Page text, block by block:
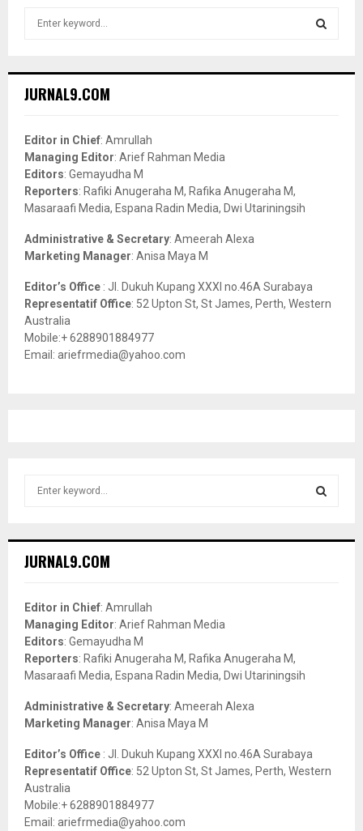
h
o
r
:
JURNAL9.COM
Editor in Chief: Amrullah
Managing Editor: Arief Rahman Media
Editors: Gemayudha M
Reporters: Rafiki Anugeraha M, Rafika Anugeraha M,
Masaraafi Media, Espana Radin Media, Dwi Utariningsih
Administrative & Secretary: Ameerah Alexa
Marketing Manager: Anisa Maya M
Editor’s Office : Jl. Dukuh Kupang XXXI no.46A Surabaya
Representatif Office: 52 Upton St, St James, Perth, Western
Australia
Mobile:+ 6288901884977
Email: ariefrmedia@yahoo.com
h
o
r
:
JURNAL9.COM
Editor in Chief: Amrullah
Managing Editor: Arief Rahman Media
Editors: Gemayudha M
Reporters: Rafiki Anugeraha M, Rafika Anugeraha M,
Masaraafi Media, Espana Radin Media, Dwi Utariningsih
Administrative & Secretary: Ameerah Alexa
Marketing Manager: Anisa Maya M
Editor’s Office : Jl. Dukuh Kupang XXXI no.46A Surabaya
Representatif Office: 52 Upton St, St James, Perth, Western
Australia
Mobile:+ 6288901884977
Email: ariefrmedia@yahoo.com